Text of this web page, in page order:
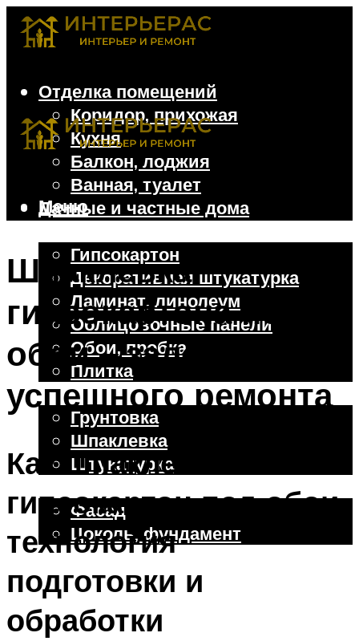
Отделка помещений
Коридор, прихожая
Кухня
Балкон, лоджия
Ванная, туалет
Дачные и частные дома
Гипсокартон
Декоративная штукатурка
Ламинат, линолеум
Облицовочные панели
Обои, пробка
Плитка
Отделочные работы
Грунтовка
Шпаклевка
Штукатурка
Фасад
Цоколь, фундамент
Меню
Меню
Шпаклевка
гипсокартона под
обои – залог
успешного ремонта
Как шпаклевать
гипсокартон под обои:
технология
подготовки и
обработки